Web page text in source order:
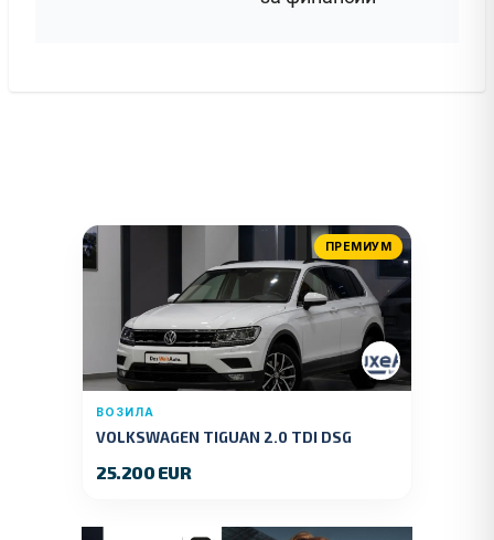
ПРЕМИУМ
ВОЗИЛА
VOLKSWAGEN TIGUAN 2.0 TDI DSG
25.200 EUR